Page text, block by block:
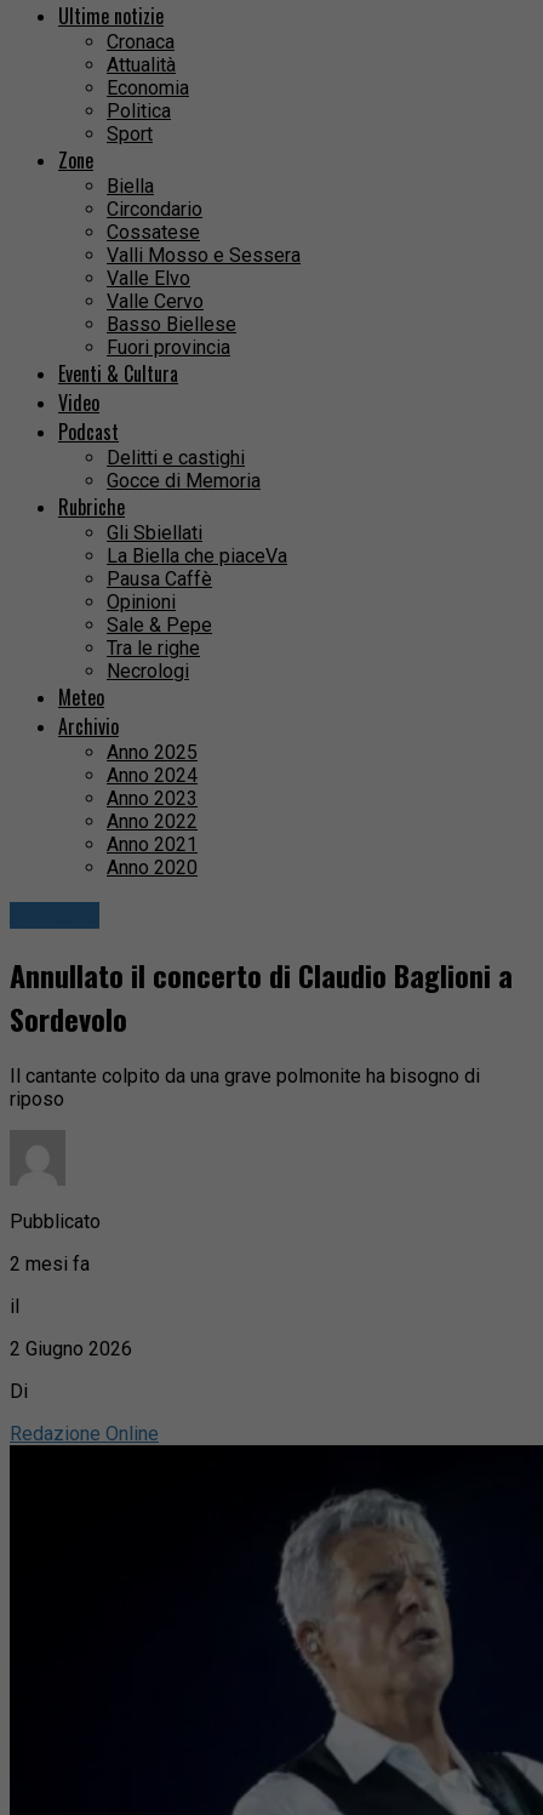
Ultime notizie
Cronaca
Attualità
Economia
Politica
Sport
Zone
Biella
Circondario
Cossatese
Valli Mosso e Sessera
Valle Elvo
Valle Cervo
Basso Biellese
Fuori provincia
Eventi & Cultura
Video
Podcast
Delitti e castighi
Gocce di Memoria
Rubriche
Gli Sbiellati
La Biella che piaceVa
Pausa Caffè
Opinioni
Sale & Pepe
Tra le righe
Necrologi
Meteo
Archivio
Anno 2025
Anno 2024
Anno 2023
Anno 2022
Anno 2021
Anno 2020
Annullato il concerto di Claudio Baglioni a
Sordevolo
Il cantante colpito da una grave polmonite ha bisogno di
riposo
Pubblicato
2 mesi fa
il
2 Giugno 2026
Di
Redazione Online